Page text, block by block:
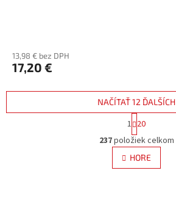
13,98 € bez DPH
17,20 €
O
v
l
á
NAČÍTAŤ 12 ĎALŠÍCH
S
t
r
á
n
k
1 20
237položiek celkom
HORE